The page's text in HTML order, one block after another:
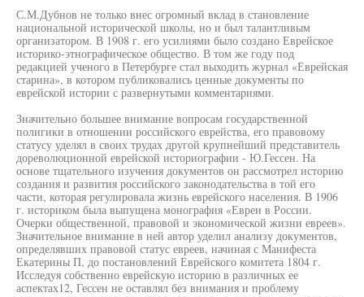
С.М.Дубнов не только внес огромный вклад в становление
национальной исторической школы, но и был талантливым
организатором. В 1908 г. его усилиями было создано Еврейское
историко-этнографическое общество. В том же году под
редакцией ученого в Петербурге стал выходить журнал «Еврейская
старина», в котором публиковались ценные документы по
еврейской истории с развернутыми комментариями.
Значительно большее внимание вопросам государственной
полигики в отношении российского еврейства, его правовому
статусу уделял в своих трудах другой крупнейший представитель
дореволюционной еврейской историографии - Ю.Гессен. На
основе тщательного изучения документов он рассмотрел историю
создания и развития российского законодательства в той его
части, которая регулировала жизнь еврейского населения. В 1906
г. историком была выпущена монография «Евреи в России.
Очерки общественной, правовой и экономической жизни евреев».
Значительное внимание в ней автор уделил анализу документов,
определявших правовой статус евреев, начиная с Манифеста
Екатерины П, до постановлений Еврейского комитета 1804 г.
Исследуя собственно еврейскую историю в различных ее
аспектах12, Гессен не оставлял без внимания и проблему